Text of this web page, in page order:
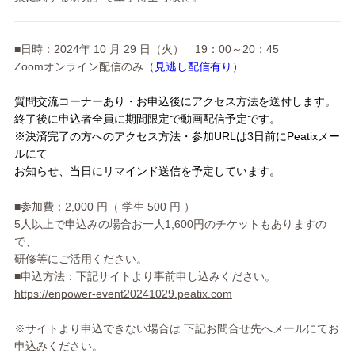
■日時：2024年 10 月 29 日（火） 19：00～20：45
Zoomオンライン配信のみ （見逃し配信有り）
質問交流コーナーあり・お申込後にアクセス方法を送付します。
終了後に申込者全員に期間限定で動画配信予定です。
※決済完了の方へのアクセス方法・参加URLは3日前にPeatixメー
ルにて
お知らせ、当日にリマインド送信を予定しています。
■参加費：2,000 円（ 学生 500 円 ）
5人以上で申込みの場合お一人1,600円のチケットもありますの
で、
研修等にご活用ください。
■申込方法：下記サイトより事前申し込みください。
https://enpower-event20241029.peatix.com
※サイトより申込できない場合は 下記お問合せ先へメールにてお
申込みください。